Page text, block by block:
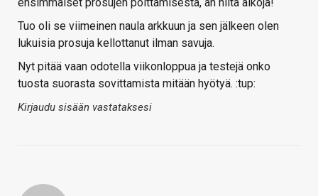
Tuo oli se viimeinen naula arkkuun ja sen jälkeen olen
lukuisia prosuja kellottanut ilman savuja.
Nyt pitää vaan odotella viikonloppua ja testejä onko
tuosta suorasta sovittamista mitään hyötyä. :tup:
Kirjaudu sisään vastataksesi